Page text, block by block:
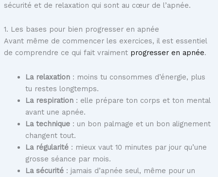
sécurité et de relaxation qui sont au cœur de l’apnée.
1. Les bases pour bien progresser en apnée
Avant même de commencer les exercices, il est essentiel
de comprendre ce qui fait vraiment progresser en apnée.
La relaxation: moins tu consommes d’énergie, plus
tu restes longtemps.
La respiration: elle prépare ton corps et ton mental
avant une apnée.
La technique: un bon palmage et un bon alignement
changent tout.
La régularité: mieux vaut 10 minutes par jour qu’une
grosse séance par mois.
La sécurité: jamais d’apnée seul, même pour un